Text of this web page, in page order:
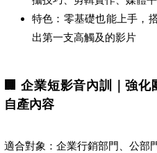
特色：零基礎也能上手，
出第一支高觸及的影片
🏢 企業短影音內訓｜強
自產內容
適合對象：企業行銷部門、公部